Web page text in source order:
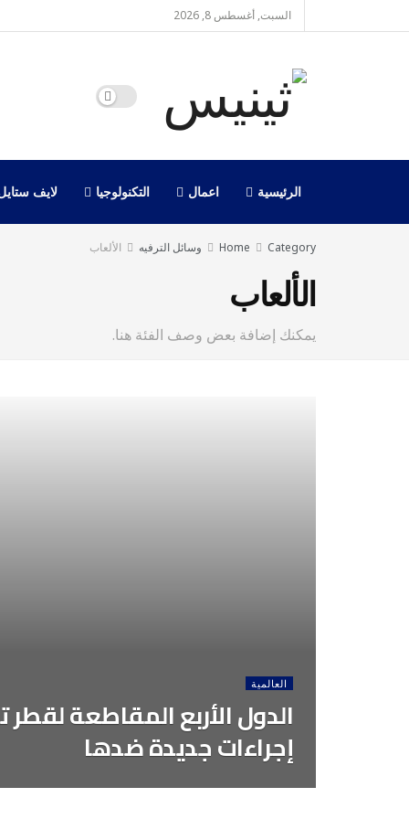
السبت, أغسطس 8, 2026
الرئيسية اعمال التكنولوجيا لايف
Home Category وسائل الترفيه الألعاب
الألعاب
يمكنك إضافة بعض وصف الفئة هنا.
العالمية
الدول الأربع المقاطعة لقطر
إجراءات جديدة ضدها